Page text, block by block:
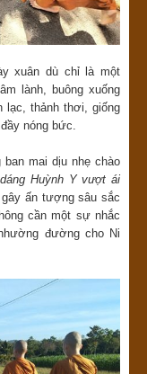
xuân dù chỉ là một
lành, buông xuống
lạc, thảnh thơi, giống
nóng bức.
mai dịu nhẹ chào
Huỳnh Y vượt ái
ấn tượng sâu sắc
cần một sự nhắc
đường cho Ni